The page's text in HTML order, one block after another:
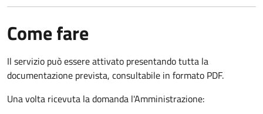
Come fare
Il servizio può essere attivato presentando tutta la
documentazione prevista, consultabile in formato PDF.
Una volta ricevuta la domanda l'Amministrazione: